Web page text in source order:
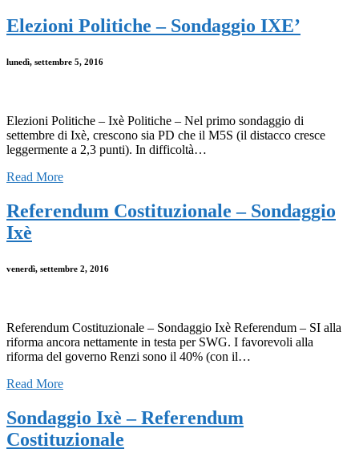
Elezioni Politiche – Sondaggio IXE’
lunedì, settembre 5, 2016
Elezioni Politiche – Ixè Politiche – Nel primo sondaggio di
settembre di Ixè, crescono sia PD che il M5S (il distacco cresce
leggermente a 2,3 punti). In difficoltà…
Read More
Referendum Costituzionale – Sondaggio
Ixè
venerdì, settembre 2, 2016
Referendum Costituzionale – Sondaggio Ixè Referendum – SI alla
riforma ancora nettamente in testa per SWG. I favorevoli alla
riforma del governo Renzi sono il 40% (con il…
Read More
Sondaggio Ixè – Referendum
Costituzionale